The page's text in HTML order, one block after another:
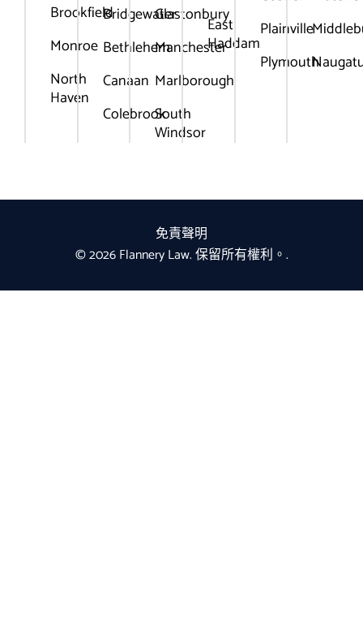
Brookfield
Monroe
North
Haven
Bridgewater
Bethlehem
Canaan
Colebrook
Glastonbury
Manchester
Marlborough
South
Windsor
East
Haddam
Plainville
Plymouth
免責聲明
© 2026 Flannery Law. 保留所有權利。.